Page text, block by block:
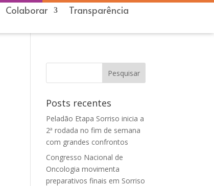
Colaborar
Transparência
Posts recentes
Peladão Etapa Sorriso inicia a
2ª rodada no fim de semana
com grandes confrontos
Congresso Nacional de
Oncologia movimenta
preparativos finais em Sorriso